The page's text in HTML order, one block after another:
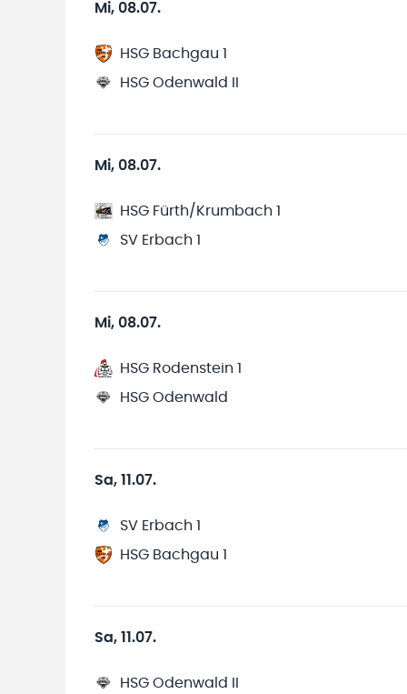
Mi, 08.07.
HSG Bachgau 1
HSG Odenwald II
Mi, 08.07.
HSG Fürth/Krumbach 1
SV Erbach 1
Mi, 08.07.
HSG Rodenstein 1
HSG Odenwald
Sa, 11.07.
SV Erbach 1
HSG Bachgau 1
Sa, 11.07.
HSG Odenwald II